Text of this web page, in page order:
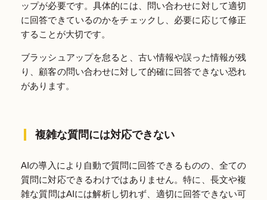
ップが必要です。具体的には、問い合わせに対して適切
に回答できているのかをチェックし、必要に応じて修正
することが大切です。
ブラッシュアップを怠ると、古い情報や誤った情報が残
り、顧客の問い合わせに対して的確に回答できない恐れ
があります。
複雑な質問には対応できない
AIの導入により自動で質問に回答できるものの、全ての
質問に対応できるわけではありません。特に、長文や複
雑な質問はAIには解析し切れず、適切に回答できない可